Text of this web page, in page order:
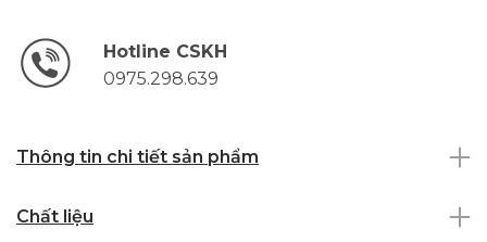
Hotline CSKH
0975.298.639
Thông tin chi tiết sản phẩm
Chất liệu